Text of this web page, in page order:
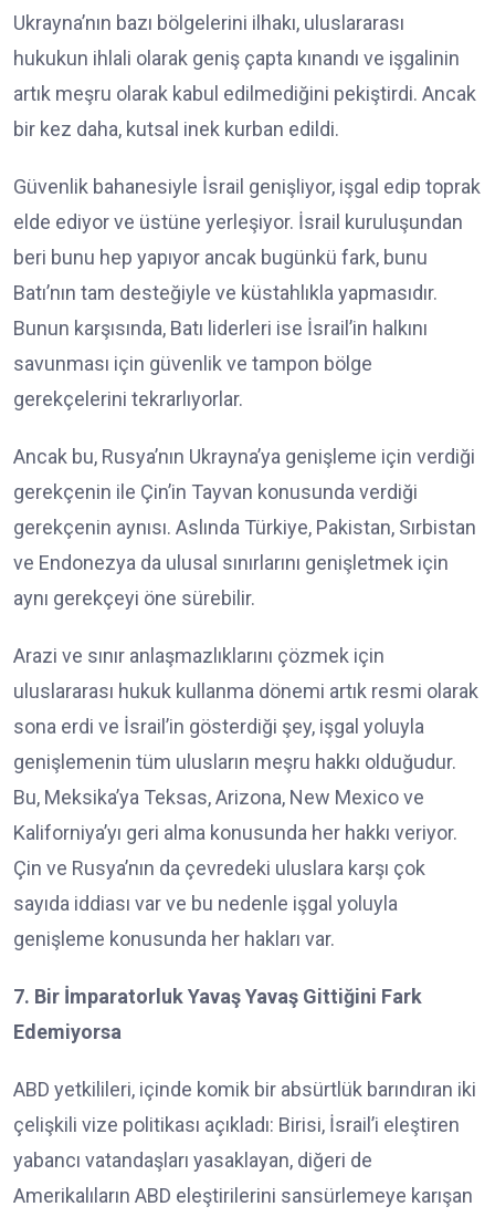
Ukrayna’nın bazı bölgelerini ilhakı, uluslararası
hukukun ihlali olarak geniş çapta kınandı ve işgalinin
artık meşru olarak kabul edilmediğini pekiştirdi. Ancak
bir kez daha, kutsal inek kurban edildi.
Güvenlik bahanesiyle İsrail genişliyor, işgal edip toprak
elde ediyor ve üstüne yerleşiyor. İsrail kuruluşundan
beri bunu hep yapıyor ancak bugünkü fark, bunu
Batı’nın tam desteğiyle ve küstahlıkla yapmasıdır.
Bunun karşısında, Batı liderleri ise İsrail’in halkını
savunması için güvenlik ve tampon bölge
gerekçelerini tekrarlıyorlar.
Ancak bu, Rusya’nın Ukrayna’ya genişleme için verdiği
gerekçenin ile Çin’in Tayvan konusunda verdiği
gerekçenin aynısı. Aslında Türkiye, Pakistan, Sırbistan
ve Endonezya da ulusal sınırlarını genişletmek için
aynı gerekçeyi öne sürebilir.
Arazi ve sınır anlaşmazlıklarını çözmek için
uluslararası hukuk kullanma dönemi artık resmi olarak
sona erdi ve İsrail’in gösterdiği şey, işgal yoluyla
genişlemenin tüm ulusların meşru hakkı olduğudur.
Bu, Meksika’ya Teksas, Arizona, New Mexico ve
Kaliforniya’yı geri alma konusunda her hakkı veriyor.
Çin ve Rusya’nın da çevredeki uluslara karşı çok
sayıda iddiası var ve bu nedenle işgal yoluyla
genişleme konusunda her hakları var.
7. Bir İmparatorluk Yavaş Yavaş Gittiğini Fark
Edemiyorsa
ABD yetkilileri, içinde komik bir absürtlük barındıran iki
çelişkili vize politikası açıkladı: Birisi, İsrail’i eleştiren
yabancı vatandaşları yasaklayan, diğeri de
Amerikalıların ABD eleştirilerini sansürlemeye karışan